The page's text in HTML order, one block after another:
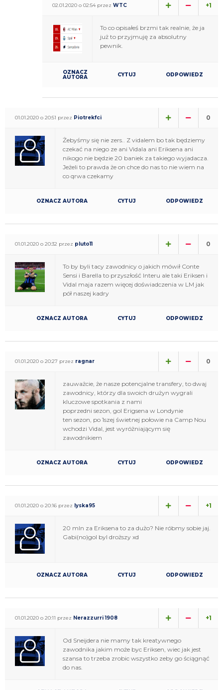
02.01.2020 o 02:54 przez WTC +1
To co opisałeś brzmi tak realnie, że ja
już to przyjmuję za absolutny
pewnik.
OZNACZ
AUTORA CYTUJ ODPOWIEDZ
01.01.2020 o 20:51 przez Piotrekfci 0
Żebyśmy się nie zers.. Z vidalem bo tak będziemy
czekać na niego ze ani Vidala ani Eriksena ani
nikogo nie będzie 20 baniek za takiego wyjadacza.
Jeżeli to prawda że on chce do nas to nie wiem na
co qrwa czekamy
OZNACZ AUTORA CYTUJ ODPOWIEDZ
01.01.2020 o 20:32 przez pluto11 0
To by byli tacy zawodnicy o jakich mówił Conte
Sensi i Barella to przyszłość Interu ale taki Eriksen i
Vidal maja razem więcej doświadczenia w LM jak
pół naszej kadry
OZNACZ AUTORA CYTUJ ODPOWIEDZ
01.01.2020 o 20:27 przez ragnar 0
zauważcie, że nasze potencjalne transfery, to dwaj
zawodnicy, którzy dla swoich drużyn wygrali
kluczowe spotkania z nami
poprzedni sezon, gol Erigsena w Londynie
ten sezon, po 1szej świetnej połowie na Camp Nou
wchodzi Vidal, jest wyróżniającym się
zawodnikiem
OZNACZ AUTORA CYTUJ ODPOWIEDZ
01.01.2020 o 20:16 przez lyska95 +1
20 mln za Eriksena to za dużo? Nie róbmy sobie jaj.
Gabi(no)gol byl droższy xd
OZNACZ AUTORA CYTUJ ODPOWIEDZ
01.01.2020 o 20:11 przez Nerazzurri 1908 +1
Od Sneijdera nie mamy tak kreatywnego
zawodnika jakim może byc Eriksen, wiec jak jest
szansa to trzeba zrobic wszystko zeby go ściągnąć
do nas.